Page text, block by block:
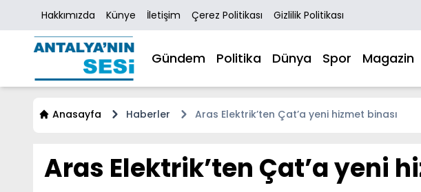
Hakkımızda Künye İletişim Çerez Politikası Gizlilik Politikası
Gündem Politika Dünya Spor Magazin
Anasayfa Haberler Aras Elektrik’ten Çat’a yeni hizmet binası
Aras Elektrik’ten Çat’a yeni